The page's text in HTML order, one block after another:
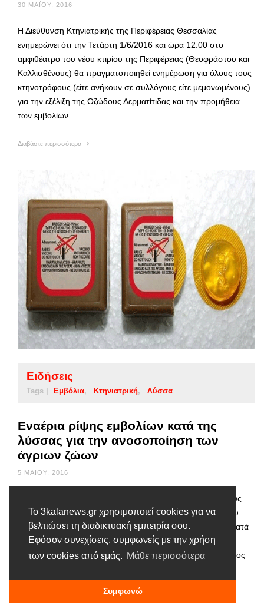
Το 3kalanews.gr χρησιμοποιεί cookies για να
βελτιώσει τη διαδικτυακή εμπειρία σου.
Εφόσον συνεχίσεις, συμφωνείς με την χρήση
των cookies από εμάς. Μάθε περισσότερα
Συμφωνώ
30 ΜΑΪ́ΟΥ, 2016
Η Διεύθυνση Κτηνιατρικής της Περιφέρειας Θεσσαλίας
ενημερώνει ότι την Τετάρτη 1/6/2016 και ώρα 12:00 στο
αμφιθέατρο του νέου κτιρίου της Περιφέρειας (Θεοφράστου και
Καλλισθένους) θα πραγματοποιηθεί ενημέρωση για όλους τους
κτηνοτρόφους (είτε ανήκουν σε συλλόγους είτε μεμονωμένους)
για την εξέλιξη της Οζώδους Δερματίτιδας και την προμήθεια
των εμβολίων.
Διαβάστε περισσότερα
Ειδήσεις
Tags | Εμβόλια Κτηνιατρική Λύσσα
Εναέρια ρίψης εμβολίων κατά της
λύσσας για την ανοσοποίηση των
άγριων ζώων
5 ΜΑΪ́ΟΥ, 2016
Το Τμήμα Κτηνιατρικής Τρικάλων ενημερώνει τους κατοίκους
του Νομού ότι στα πλαίσια της συνέχισης υλοποίησης του
προγράμματος της «εναέριας ρίψης – διανομής εμβολίων κατά
της λύσσας, για την από του στόματος ανοσοποίηση των
άγριων ζώων, ο εμβολιασμός θα πραγματοποιηθεί από αέρος